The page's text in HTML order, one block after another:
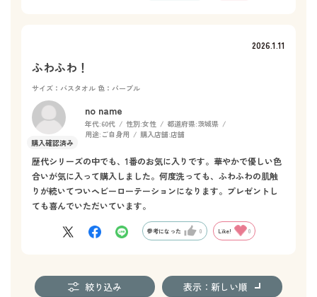
2026.1.11
ふわふわ！
サイズ：バスタオル 色：パープル
no name
年代:60代 性別:女性 都道府県:茨城県
用途: ご自身用 購入店舗:店舗
歴代シリーズの中でも、1番のお気に入りです。華やかで優しい色
合いが気に入って購入しました。何度洗っても、ふわふわの肌触
りが続いてついヘビーローテーションになります。プレゼントし
ても喜んでいただいています。
参考になった 0 Like! 0
絞り込み 表示：新しい順